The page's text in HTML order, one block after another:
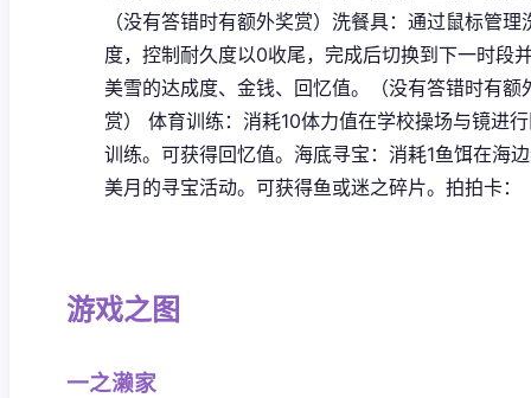
（没有答错时有额外奖赏） 洗餐具：通过鼠标管理
度，控制耐久度以0收尾，完成后切换到下一时段
美雪的达成度、金钱、回忆值。（没有答错时有额
赏）
体育训练：消耗10体力值在学校操场与镜进
训练。可获得回忆值。 海底寻宝：消耗1鱼饵在海
美月的寻宝活动。可获得鱼或迷之碎片。 拍拍卡：
游戏之图
一之濑家